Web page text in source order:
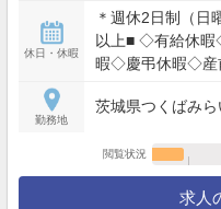
休日・休暇
＊週休2日制（日
以上■ ◇有給休
暇◇慶弔休暇◇産
勤務地
茨城県つくばみら
閲覧状況
求人